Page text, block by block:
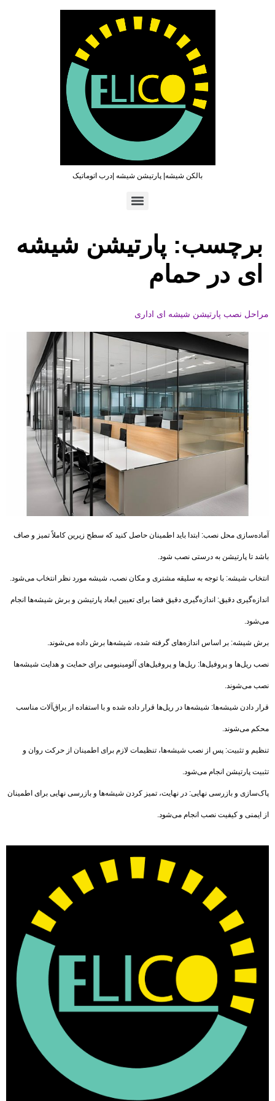
بالکن شیشه| پارتیشن شیشه |درب اتوماتیک
برچسب: پارتیشن شیشه
ای در حمام
مراحل نصب پارتیشن شیشه ای اداری
آماده‌سازی محل نصب: ابتدا باید اطمینان حاصل کنید که سطح زیرین کاملاً تمیز و صاف
باشد تا پارتیشن به درستی نصب شود.
انتخاب شیشه: با توجه به سلیقه مشتری و مکان نصب، شیشه مورد نظر انتخاب می‌شود.
اندازه‌گیری دقیق: اندازه‌گیری دقیق فضا برای تعیین ابعاد پارتیشن و برش شیشه‌ها انجام
می‌شود.
برش شیشه: بر اساس اندازه‌های گرفته شده، شیشه‌ها برش داده می‌شوند.
نصب ریل‌ها و پروفیل‌ها: ریل‌ها و پروفیل‌های آلومینیومی برای حمایت و هدایت شیشه‌ها
نصب می‌شوند.
قرار دادن شیشه‌ها: شیشه‌ها در ریل‌ها قرار داده شده و با استفاده از یراق‌آلات مناسب
محکم می‌شوند.
تنظیم و تثبیت: پس از نصب شیشه‌ها، تنظیمات لازم برای اطمینان از حرکت روان و
تثبیت پارتیشن انجام می‌شود.
پاک‌سازی و بازرسی نهایی: در نهایت، تمیز کردن شیشه‌ها و بازرسی نهایی برای اطمینان
از ایمنی و کیفیت نصب انجام می‌شود.